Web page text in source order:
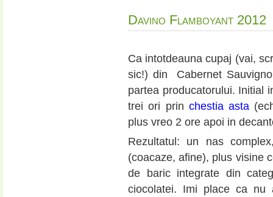
Davino Flamboyant 2012
Ca intotdeauna cupaj (vai,
sic!) din Cabernet
partea producatorului. Initial
trei ori prin chestia asta
plus vreo 2 ore apoi in
Rezultatul: un nas
(coacaze, afine), plus visine
de baric integrate din
ciocolatei. Imi place ca nu